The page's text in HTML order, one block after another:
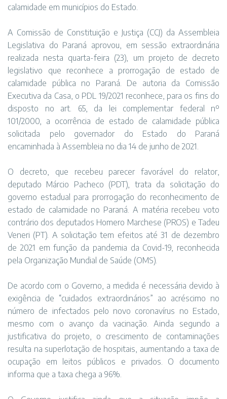
calamidade em municípios do Estado.
A Comissão de Constituição e Justiça (CCJ) da Assembleia
Legislativa do Paraná aprovou, em sessão extraordinária
realizada nesta quarta-feira (23), um projeto de decreto
legislativo que reconhece a prorrogação de estado de
calamidade pública no Paraná. De autoria da Comissão
Executiva da Casa, o PDL 19/2021 reconhece, para os fins do
disposto no art. 65, da lei complementar federal nº
101/2000, a ocorrência de estado de calamidade pública
solicitada pelo governador do Estado do Paraná
encaminhada à Assembleia no dia 14 de junho de 2021.
O decreto, que recebeu parecer favorável do relator,
deputado Márcio Pacheco (PDT), trata da solicitação do
governo estadual para prorrogação do reconhecimento de
estado de calamidade no Paraná. A matéria recebeu voto
contrário dos deputados Homero Marchese (PROS) e Tadeu
Veneri (PT). A solicitação tem efeitos até 31 de dezembro
de 2021 em função da pandemia da Covid-19, reconhecida
pela Organização Mundial de Saúde (OMS).
De acordo com o Governo, a medida é necessária devido à
exigência de “cuidados extraordinários” ao acréscimo no
número de infectados pelo novo coronavírus no Estado,
mesmo com o avanço da vacinação. Ainda segundo a
justificativa do projeto, o crescimento de contaminações
resulta na superlotação de hospitais, aumentando a taxa de
ocupação em leitos públicos e privados. O documento
informa que a taxa chega a 96%.